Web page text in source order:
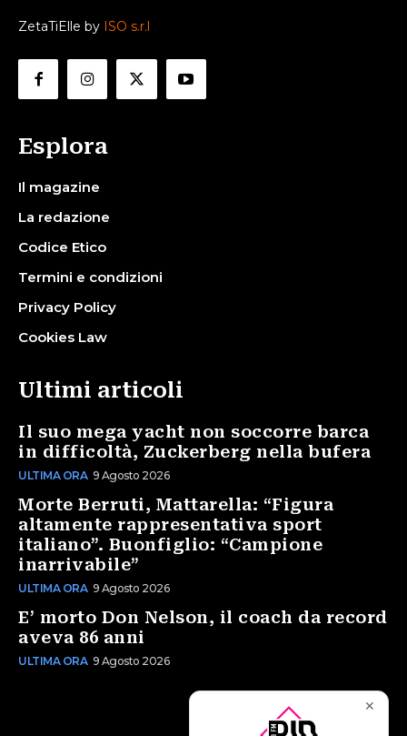
ZetaTiElle by ISO s.r.l
Esplora
Il magazine
La redazione
Codice Etico
Termini e condizioni
Privacy Policy
Cookies Law
Ultimi articoli
Il suo mega yacht non soccorre barca
in difficoltà, Zuckerberg nella bufera
ULTIMA ORA 9 Agosto 2026
Morte Berruti, Mattarella: “Figura
altamente rappresentativa sport
italiano”. Buonfiglio: “Campione
inarrivabile”
ULTIMA ORA 9 Agosto 2026
E’ morto Don Nelson, il coach da record
aveva 86 anni
ULTIMA ORA 9 Agosto 2026
✕